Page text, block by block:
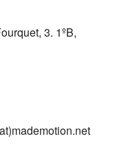
3. 1ºB,